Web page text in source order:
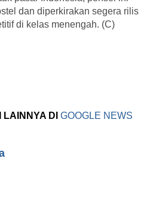
dan diperkirakan segera rilis
di kelas menengah. (C)
DI GOOGLE NEWS